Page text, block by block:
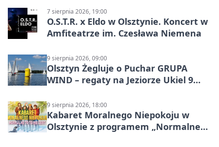
7 sierpnia 2026, 19:00
O.S.T.R. x Eldo w Olsztynie. Koncert w
Amfiteatrze im. Czesława Niemena
9 sierpnia 2026, 09:00
Olsztyn Żegluje o Puchar GRUPA
WIND – regaty na Jeziorze Ukiel 9
9 sierpnia 2026, 18:00
Kabaret Moralnego Niepokoju w
Olsztynie z programem „Normalne